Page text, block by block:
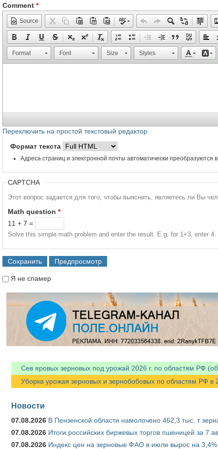
Comment *
Source
Format Font Size Styles
Переключить на простой текстовый редактор
Формат текста
Адреса страниц и электронной почты автоматически преобразуются
CAPTCHA
Этот вопрос задается для того, чтобы выяснить, являетесь ли Вы
Math question *
11 + 7 =
Solve this simple math problem and enter the result. E.g. for 1+3, enter 4.
Я не спамер
Сев яровых зерновых под урожай 2026 г. по областям РФ
Уборка урожая зерновых и зернобобовых по областям РФ в
Новости
07.08.2026 В Пензенской области намолочено 462,3 тыс. т
07.08.2026 Итоги российских биржевых торгов пшеницей за 7
07.08.2026 Индекс цен на зерновые ФАО в июле вырос на 3,4%